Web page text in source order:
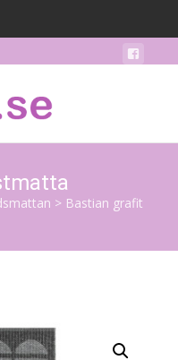
> Bastian grafit